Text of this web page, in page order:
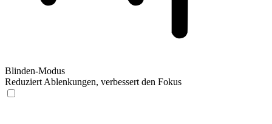
Blinden-Modus
Reduziert Ablenkungen, verbessert den Fokus